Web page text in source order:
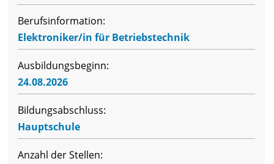
Berufsinformation:
Elektroniker/in für Betriebstechnik
Ausbildungsbeginn:
24.08.2026
Bildungsabschluss:
Hauptschule
Anzahl der Stellen: